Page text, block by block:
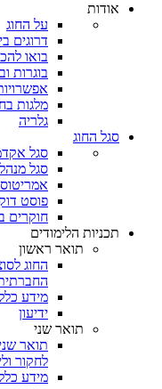
אודות
על החוג
דרוגים
בואו
בוגרות
מלגות
גלריה
סגל החוג
סגל
סגל
פוסט
חוקרים
תכניות הלימודים
תואר ראשון
החוג
מידע
ידיעון
תואר שני
תואר שני
לחקור
מידע